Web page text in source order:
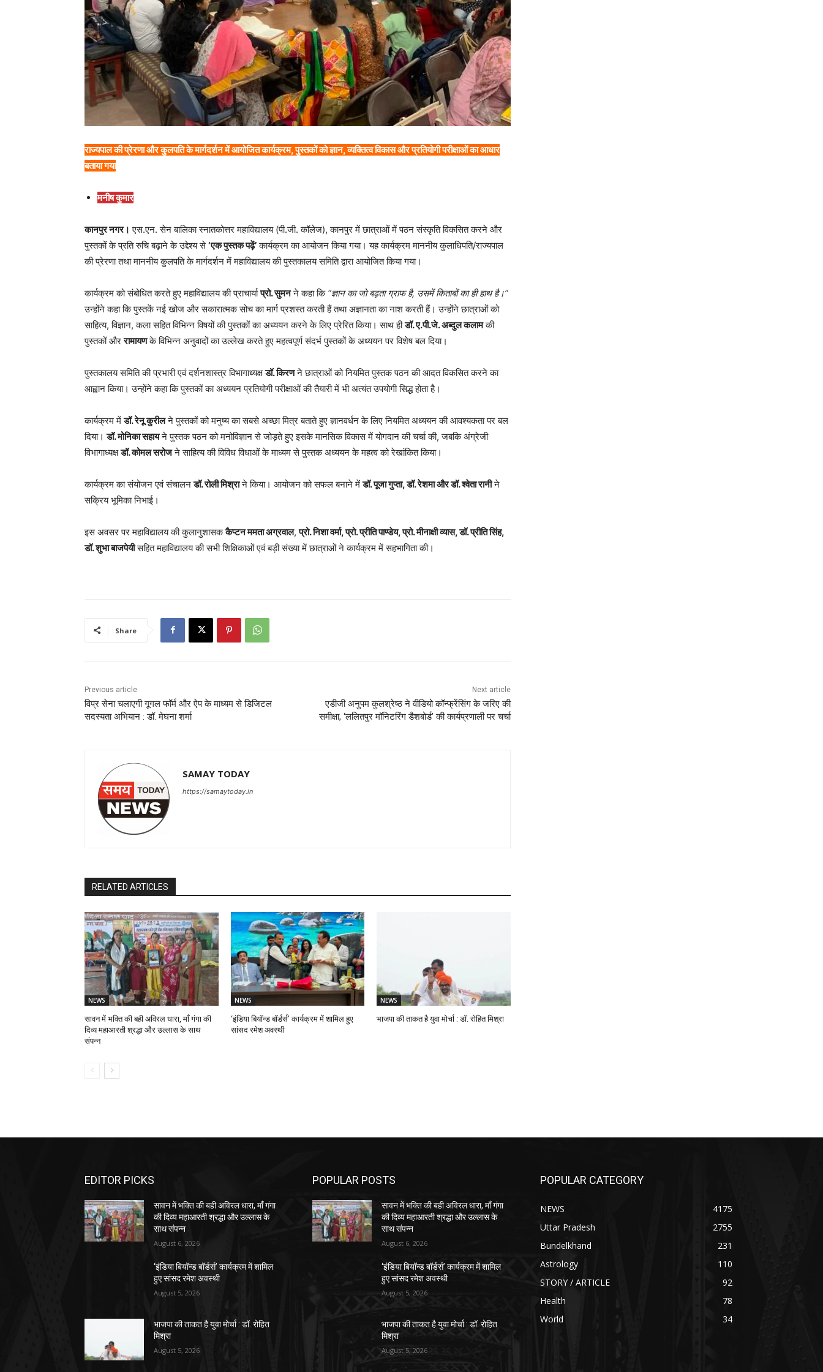
राज्यपाल की प्रेरणा और कुलपति के मार्गदर्शन में आयोजित कार्यक्रम, पुस्तकों को ज्ञान, व्यक्तित्व विकास और प्रतियोगी परीक्षाओं का आधार
बताया गया
मनीष कुमार
कानपुर नगर। एस.एन. सेन बालिका स्नातकोत्तर महाविद्यालय (पी.जी. कॉलेज), कानपुर में छात्राओं में पठन संस्कृति विकसित करने और
पुस्तकों के प्रति रुचि बढ़ाने के उद्देश्य से‘एक पुस्तक पढ़ें’कार्यक्रम का आयोजन किया गया। यह कार्यक्रम माननीय कुलाधिपति/राज्यपाल
की प्रेरणा तथा माननीय कुलपति के मार्गदर्शन में महाविद्यालय की पुस्तकालय समिति द्वारा आयोजित किया गया।
कार्यक्रम को संबोधित करते हुए महाविद्यालय की प्राचार्याप्रो. सुमनने कहा कि “ज्ञान का जो बढ़ता ग्राफ है, उसमें किताबों का ही हाथ है।”
उन्होंने कहा कि पुस्तकें नई खोज और सकारात्मक सोच का मार्ग प्रशस्त करती हैं तथा अज्ञानता का नाश करती हैं। उन्होंने छात्राओं को
साहित्य, विज्ञान, कला सहित विभिन्न विषयों की पुस्तकों का अध्ययन करने के लिए प्रेरित किया। साथ हीडॉ. ए.पी.जे. अब्दुल कलामकी
पुस्तकों औररामायणके विभिन्न अनुवादों का उल्लेख करते हुए महत्वपूर्ण संदर्भ पुस्तकों के अध्ययन पर विशेष बल दिया।
पुस्तकालय समिति की प्रभारी एवं दर्शनशास्त्र विभागाध्यक्षडॉ. किरणने छात्राओं को नियमित पुस्तक पठन की आदत विकसित करने का
आह्वान किया। उन्होंने कहा कि पुस्तकों का अध्ययन प्रतियोगी परीक्षाओं की तैयारी में भी अत्यंत उपयोगी सिद्ध होता है।
कार्यक्रम मेंडॉ. रेनू कुरीलने पुस्तकों को मनुष्य का सबसे अच्छा मित्र बताते हुए ज्ञानवर्धन के लिए नियमित अध्ययन की आवश्यकता पर बल
दिया।डॉ. मोनिका सहायने पुस्तक पठन को मनोविज्ञान से जोड़ते हुए इसके मानसिक विकास में योगदान की चर्चा की, जबकि अंग्रेजी
विभागाध्यक्षडॉ. कोमल सरोजने साहित्य की विविध विधाओं के माध्यम से पुस्तक अध्ययन के महत्व को रेखांकित किया।
कार्यक्रम का संयोजन एवं संचालनडॉ. रोली मिश्राने किया। आयोजन को सफल बनाने मेंडॉ. पूजा गुप्ता, डॉ. रेशमा और डॉ. श्वेता रानीने
सक्रिय भूमिका निभाई।
इस अवसर पर महाविद्यालय की कुलानुशासककैप्टन ममता अग्रवाल,प्रो. निशा वर्मा, प्रो. प्रीति पाण्डेय, प्रो. मीनाक्षी व्यास, डॉ. प्रीति सिंह,
डॉ. शुभा बाजपेयीसहित महाविद्यालय की सभी शिक्षिकाओं एवं बड़ी संख्या में छात्राओं ने कार्यक्रम में सहभागिता की।
Share
Previous article
विप्र सेना चलाएगी गूगल फॉर्म और ऐप के माध्यम से डिजिटल
सदस्यता अभियान : डॉ. मेघना शर्मा
Next article
एडीजी अनुपम कुलश्रेष्ठ ने वीडियो कॉन्फ्रेंसिंग के जरिए की
समीक्षा, ‘ललितपुर मॉनिटरिंग डैशबोर्ड’ की कार्यप्रणाली पर चर्चा
SAMAY TODAY
https://samaytoday.in
RELATED ARTICLES
NEWS
सावन में भक्ति की बही अविरल धारा, माँ गंगा की
दिव्य महाआरती श्रद्धा और उल्लास के साथ
संपन्न
NEWS
‘इंडिया बियॉन्ड बॉर्डर्स’ कार्यक्रम में शामिल हुए
सांसद रमेश अवस्थी
NEWS
भाजपा की ताकत है युवा मोर्चा : डॉ. रोहित मिश्रा
EDITOR PICKS
सावन में भक्ति की बही अविरल धारा, माँ गंगा
की दिव्य महाआरती श्रद्धा और उल्लास के
साथ संपन्न
August 6, 2026
‘इंडिया बियॉन्ड बॉर्डर्स’ कार्यक्रम में शामिल
हुए सांसद रमेश अवस्थी
August 5, 2026
भाजपा की ताकत है युवा मोर्चा : डॉ. रोहित
मिश्रा
August 5, 2026
POPULAR POSTS
सावन में भक्ति की बही अविरल धारा, माँ गंगा
की दिव्य महाआरती श्रद्धा और उल्लास के
साथ संपन्न
August 6, 2026
‘इंडिया बियॉन्ड बॉर्डर्स’ कार्यक्रम में शामिल
हुए सांसद रमेश अवस्थी
August 5, 2026
भाजपा की ताकत है युवा मोर्चा : डॉ. रोहित
मिश्रा
August 5, 2026
POPULAR CATEGORY
NEWS
4175
Uttar Pradesh
2755
Bundelkhand
231
Astrology
110
STORY / ARTICLE
92
Health
78
World
34